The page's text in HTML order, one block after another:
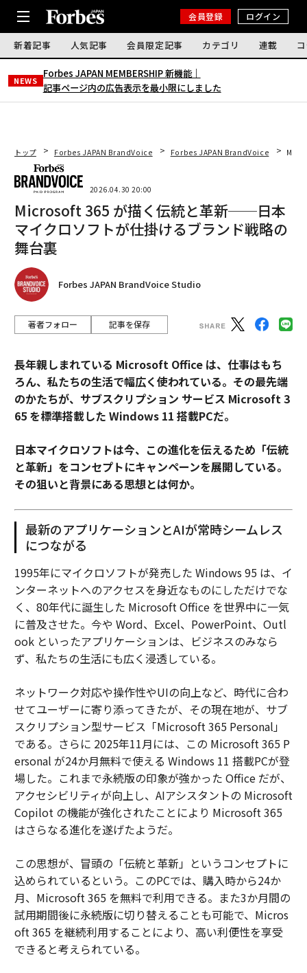
会員登録 ログイン
新着記事 人気記事 会員限定記事 カテゴリ 連載
NEWS
Forbes JAPAN MEMBERSHIP 新機能｜
記事ページ内の広告表示を最小限にしました
トップ Forbes JAPAN BrandVoice Forbes JAPAN BrandVoice
2026.04.30 20:00
Microsoft 365 が描く伝統と革新──日本
マイクロソフトが仕掛けるブランド戦略の
舞台裏
Forbes JAPAN BrandVoice Studio
著者フォロー 記事を保存
長年親しまれている Microsoft Office は、仕事はもち
ろん、私たちの生活で幅広く使われている。その最先端
のかたちが、サブスクリプション サービス Microsoft 3
65 を標準搭載した Windows 11 搭載PCだ。
日本マイクロソフトは今、この進化を伝えるため「伝統
と革新」をコンセプトにキャンペーンを展開している。
その狙いと背景にある思想とは何か。
最新のアプリケーションとAIが常時シームレス
につながる
1995年にマイクロソフトが発売した Windows 95 は、イ
ンターネットへのアクセスを身近なものにしただけでな
く、80年代に誕生した Microsoft Office を世界中に一気
に普及させた。今や Word、Excel、PowerPoint、Outl
ook といったアプリケーションは、ビジネスのみなら
ず、私たちの生活にも広く浸透している。
ネットワーク対応や操作性やUIの向上など、時代に合わ
せてユーザーに寄り添ってきたが、その現在地が、サブ
スクリプション型サービス「Microsoft 365 Personal」
である。さらに 2025年11月には、この Microsoft 365 P
ersonal が24か月無料で使える Windows 11 搭載PCが登
場した。これまで永続版の印象が強かった Office だが、
アクセシビリティが向上し、AIアシスタントの Microsoft
Copilot の機能が強化されたことにより Microsoft 365
はさらなる進化を遂げたようだ。
この思想が、冒頭の「伝統と革新」というコンセプトに
込められているという。このPCでは、購入時から24か
月、Microsoft 365 を無料で利用できる。また3か月間の
試用期間後に永続版に切り替えることも可能で、Micros
oft 365 を継続利用することにより、高い利便性を享受
できると考えられている。